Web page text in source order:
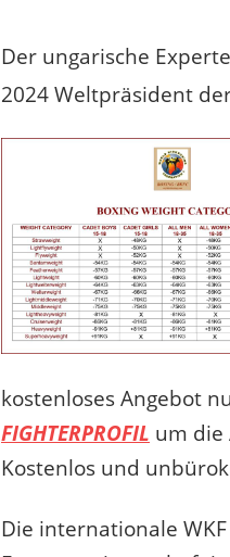
Der ungarische Experte
2024 Weltpräsident
kostenloses Angebot
FIGHTERPROFIL um die
Kostenlos und
Die internationale